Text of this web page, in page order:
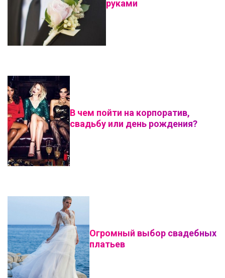
руками
В чем пойти на корпоратив,
свадьбу или день рождения?
Огромный выбор свадебных
платьев